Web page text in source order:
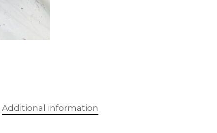
Additional information